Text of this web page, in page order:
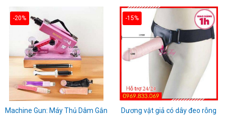
-20%
Machine Gun: Máy Thủ Dâm Gắn
-15%
Dương vật giả có dây đeo rỗng